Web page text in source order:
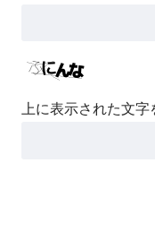
上に表示された文字